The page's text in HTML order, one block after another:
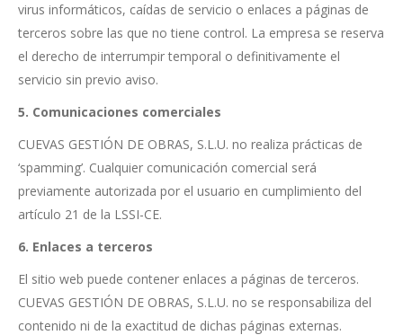
virus informáticos, caídas de servicio o enlaces a páginas de
terceros sobre las que no tiene control. La empresa se reserva
el derecho de interrumpir temporal o definitivamente el
servicio sin previo aviso.
5. Comunicaciones comerciales
CUEVAS GESTIÓN DE OBRAS, S.L.U. no realiza prácticas de
‘spamming’. Cualquier comunicación comercial será
previamente autorizada por el usuario en cumplimiento del
artículo 21 de la LSSI-CE.
6. Enlaces a terceros
El sitio web puede contener enlaces a páginas de terceros.
CUEVAS GESTIÓN DE OBRAS, S.L.U. no se responsabiliza del
contenido ni de la exactitud de dichas páginas externas.